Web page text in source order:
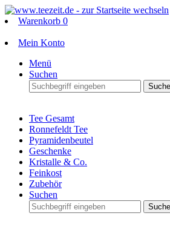
Warenkorb 0
Mein Konto
Menü
Suchen
Tee Gesamt
Ronnefeldt Tee
Pyramidenbeutel
Geschenke
Kristalle & Co.
Feinkost
Zubehör
Suchen